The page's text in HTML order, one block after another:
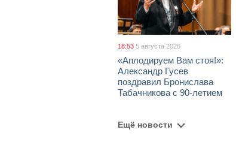
18:53 5 августа 2026
«Аплодируем Вам стоя!»:
Александр Гусев
поздравил Бронислава
Табачникова с 90-летием
Ещё новости